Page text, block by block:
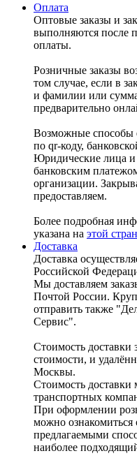
Оплата
Оптовые заказы и
выполняются после
оплаты.
Розничные заказы
том случае, если в
и фамилии или
предварительно
Возможные способы
по qr-коду,
Юридические лица и
банковским
организации.
предоставляем.
Более подробная
указана на этой
Доставка
Доставка
Российской
Мы доставляем
Почтой России.
отправить также
Сервис".
Стоимость доставки
стоимости, и
Москвы.
Стоимость
транспортных
При оформлении
можно ознакомиться
предлагаемыми
наиболее